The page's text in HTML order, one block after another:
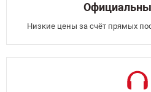
Низкие цены за счёт прямых